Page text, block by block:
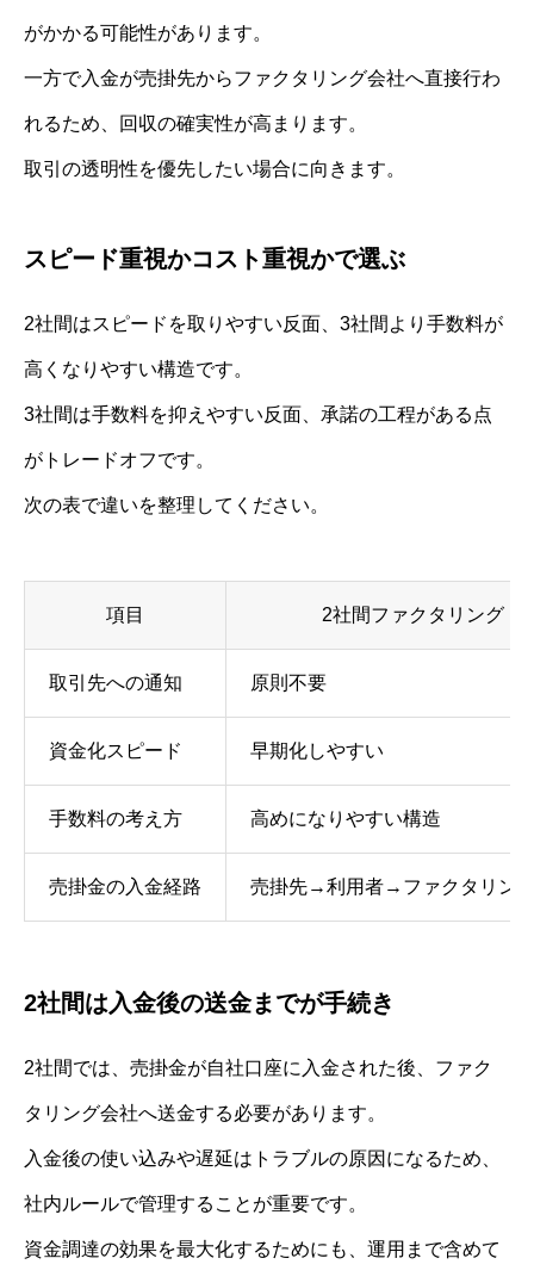
がかかる可能性があります。
一方で入金が売掛先からファクタリング会社へ直接行わ
れるため、回収の確実性が高まります。
取引の透明性を優先したい場合に向きます。
スピード重視かコスト重視かで選ぶ
2社間はスピードを取りやすい反面、3社間より手数料が
高くなりやすい構造です。
3社間は手数料を抑えやすい反面、承諾の工程がある点
がトレードオフです。
次の表で違いを整理してください。
項目 2社間ファクタリング
取引先への通知 原則不要
資金化スピード 早期化しやすい
手数料の考え方 高めになりやすい構造
売掛金の入金経路 売掛先→利用者→ファクタリン
2社間は入金後の送金までが手続き
2社間では、売掛金が自社口座に入金された後、ファク
タリング会社へ送金する必要があります。
入金後の使い込みや遅延はトラブルの原因になるため、
社内ルールで管理することが重要です。
資金調達の効果を最大化するためにも、運用まで含めて